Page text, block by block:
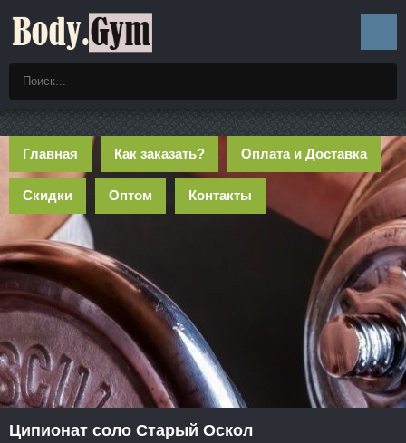
Главная Как заказать? Оплата и Доставка
Скидки Оптом Контакты
Ципионат соло Старый Оскол